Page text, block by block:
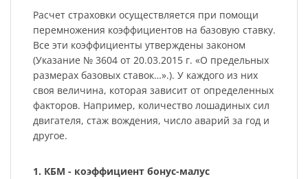
Расчет страховки осуществляется при помощи
перемножения коэффициентов на базовую ставку.
Все эти коэффициенты утверждены законом
(Указание № 3604 от 20.03.2015 г. «О предельных
размерах базовых ставок…».). У каждого из них
своя величина, которая зависит от определенных
факторов. Например, количество лошадиных сил
двигателя, стаж вождения, число аварий за год и
другое.
1. КБМ - коэффициент бонус-малус